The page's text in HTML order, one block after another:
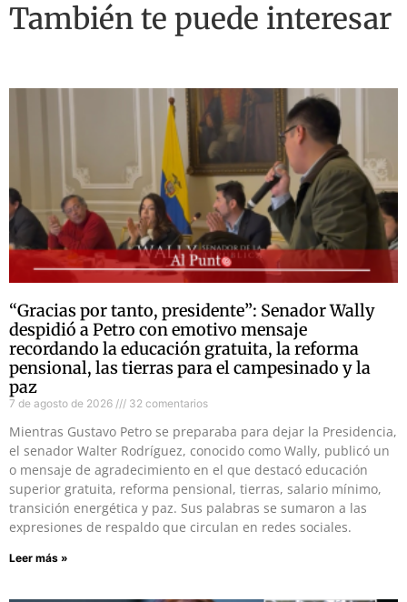
También te puede interesar
“Gracias por tanto, presidente”: Senador Wally
despidió a Petro con emotivo mensaje
recordando la educación gratuita, la reforma
pensional, las tierras para el campesinado y la
paz
7 de agosto de 2026 32 comentarios
Mientras Gustavo Petro se preparaba para dejar la Presidencia,
el senador Walter Rodríguez, conocido como Wally, publicó un
o mensaje de agradecimiento en el que destacó educación
superior gratuita, reforma pensional, tierras, salario mínimo,
transición energética y paz. Sus palabras se sumaron a las
expresiones de respaldo que circulan en redes sociales.
Leer más »